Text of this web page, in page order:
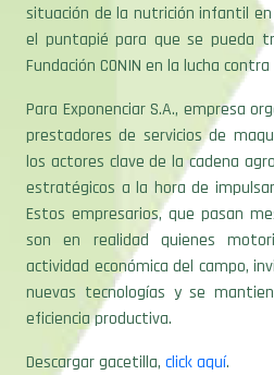
situación de la nutrición infantil
el puntapié para que se pueda
Fundación CONIN en la lucha
Para Exponenciar S.A., empresa
prestadores de servicios de
los actores clave de la cadena
estratégicos a la hora de
Estos empresarios, que pasan
son en realidad quienes
actividad económica del campo,
nuevas tecnologías y se
eficiencia productiva.
Descargar gacetilla, click aquí.